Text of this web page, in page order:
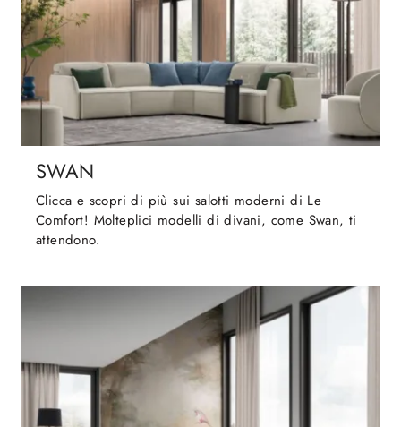
SWAN
Clicca e scopri di più sui salotti moderni di Le
Comfort! Molteplici modelli di divani, come Swan, ti
attendono.